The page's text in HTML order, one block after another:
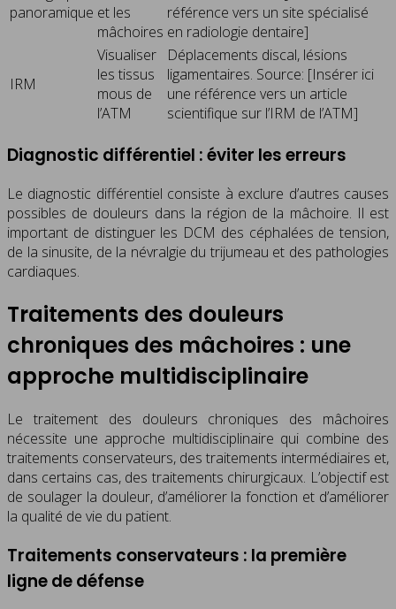
panoramique et les
mâchoires
référence vers un site spécialisé
en radiologie dentaire]
IRM
Visualiser
les tissus
mous de
l’ATM
Déplacements discal, lésions
ligamentaires. Source: [Insérer ici
une référence vers un article
scientifique sur l’IRM de l’ATM]
Diagnostic différentiel : éviter les erreurs
Le diagnostic différentiel consiste à exclure d’autres causes
possibles de douleurs dans la région de la mâchoire. Il est
important de distinguer les DCM des céphalées de tension,
de la sinusite, de la névralgie du trijumeau et des pathologies
cardiaques.
Traitements des douleurs
chroniques des mâchoires : une
approche multidisciplinaire
Le traitement des douleurs chroniques des mâchoires
nécessite une approche multidisciplinaire qui combine des
traitements conservateurs, des traitements intermédiaires et,
dans certains cas, des traitements chirurgicaux. L’objectif est
de soulager la douleur, d’améliorer la fonction et d’améliorer
la qualité de vie du patient.
Traitements conservateurs : la première
ligne de défense